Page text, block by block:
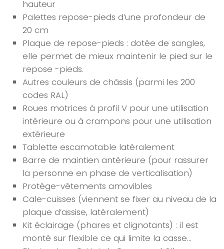
hauteur
Palettes repose-pieds d’une profondeur de
20 cm
Plaque de repose-pieds : dotée de sangles,
elle permet de mieux maintenir le pied sur le
repose -pieds.
Autres couleurs de châssis (parmi les 200
codes RAL)
Roues motrices à profil V pour une utilisation
intérieure ou à crampons pour une utilisation
extérieure
Tablette escamotable latéralement
Barre de maintien antérieure (pour rassurer
la personne en phase de verticalisation)
Protège-vêtements amovibles
Cale-cuisses (viennent se fixer au niveau de la
plaque d’assise, latéralement)
Kit éclairage (phares et clignotants) : il est
monté sur flexible ce qui limite la casse…